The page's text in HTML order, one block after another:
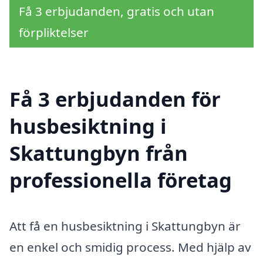
Få 3 erbjudanden, gratis och utan
förpliktelser
Få 3 erbjudanden för
husbesiktning i
Skattungbyn från
professionella företag
Att få en husbesiktning i Skattungbyn är
en enkel och smidig process. Med hjälp av